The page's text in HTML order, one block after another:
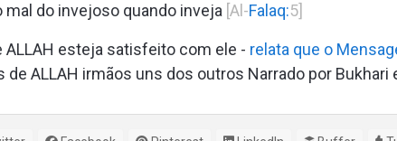
mal do invejoso quando inveja [Al-Falaq:5]
ALLAH esteja satisfeito com ele - relata que o
ALLAH irmãos uns dos outros Narrado por Bukhari